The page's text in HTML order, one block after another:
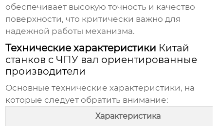
обеспечивает высокую точность и качество
поверхности, что критически важно для
надежной работы механизма.
Технические характеристики Китай
станков с ЧПУ вал ориентированные
производители
Основные технические характеристики, на
которые следует обратить внимание:
Характеристика